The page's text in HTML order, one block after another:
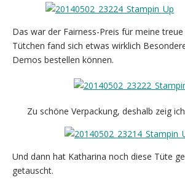
Das war der Fairness-Preis für meine
Tütchen fand sich etwas wirklich
Demos bestellen können.
Zu schöne Verpackung, deshalb zeig
Und dann hat Katharina noch diese Tüte
getauscht.